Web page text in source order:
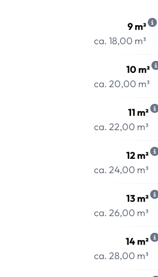
9 m²
ca. 18,00 m³
10 m²
ca. 20,00 m³
11 m²
ca. 22,00 m³
12 m²
ca. 24,00 m³
13 m²
ca. 26,00 m³
14 m²
ca. 28,00 m³